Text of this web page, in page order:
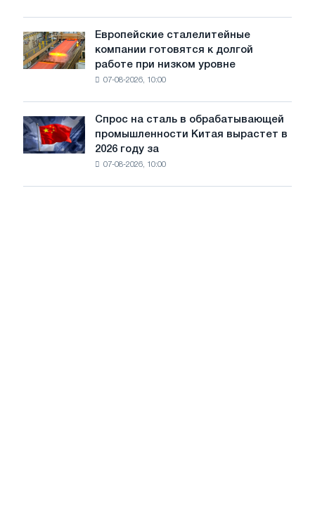
стран
рынке
стали
сохранятся,
на
диверсификацию
Европейские
сталелитейные
компании
работе
при
низком
воды
Европейские сталелитейные
компании готовятся к долгой
работе при низком уровне
07-08-2026, 10:00
Спрос
на
сталь
Спрос на сталь в обрабатывающей
промышленности Китая вырастет в
2026 году за
07-08-2026, 10:00